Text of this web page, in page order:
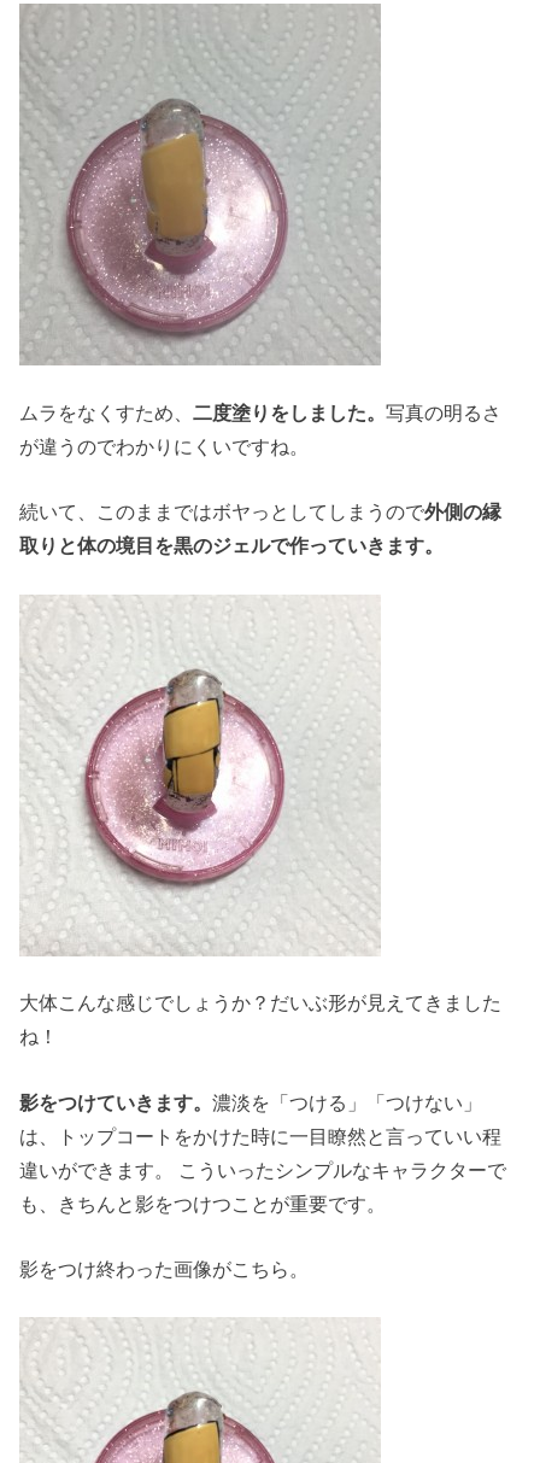
ムラをなくすため、二度塗りをしました。写真の明るさ
が違うのでわかりにくいですね。
続いて、このままではボヤっとしてしまうので外側の縁
取りと体の境目を黒のジェルで作っていきます。
大体こんな感じでしょうか？だいぶ形が見えてきました
ね！
影をつけていきます。濃淡を「つける」「つけない」
は、トップコートをかけた時に一目瞭然と言っていい程
違いができます。 こういったシンプルなキャラクターで
も、きちんと影をつけつことが重要です。
影をつけ終わった画像がこちら。